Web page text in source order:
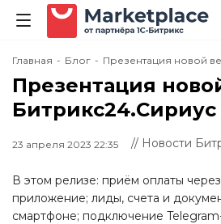
Главная - Блог - Презентация новой
Презентация
Битрикс24.Сириус
23 апреля 2023 22:35 // Новости
В этом релизе: приём оплаты
приложение; лиды, счета и
смартфоне; подключение